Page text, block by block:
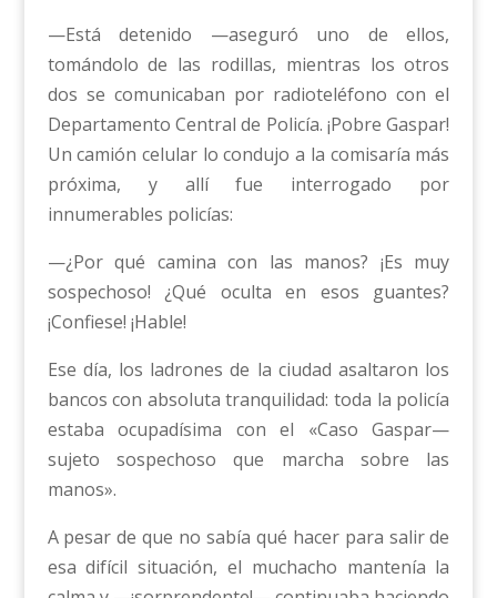
—Está detenido —aseguró uno de ellos,
tomándolo de las rodillas, mientras los otros
dos se comunicaban por radioteléfono con el
Departamento Central de Policía. ¡Pobre Gaspar!
Un camión celular lo condujo a la comisaría más
próxima, y allí fue interrogado por
innumerables policías:
—¿Por qué camina con las manos? ¡Es muy
sospechoso! ¿Qué oculta en esos guantes?
¡Confiese! ¡Hable!
Ese día, los ladrones de la ciudad asaltaron los
bancos con absoluta tranquilidad: toda la policía
estaba ocupadísima con el «Caso Gaspar—
sujeto sospechoso que marcha sobre las
manos».
A pesar de que no sabía qué hacer para salir de
esa difícil situación, el muchacho mantenía la